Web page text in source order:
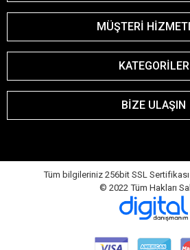
MÜŞTERİ
KATEGORİLER
BİZE ULAŞIN
Tüm bilgileriniz 256bit SSL
© 2022 Tüm Hakları